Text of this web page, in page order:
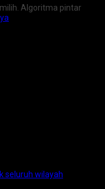
Algoritma pintar
seluruh wilayah